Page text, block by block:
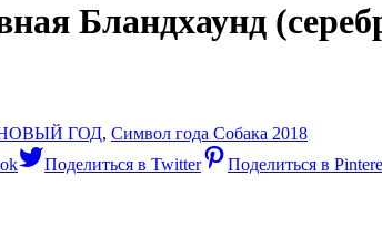
Бландхаунд
ГОД, Символ года Собака 2018
Поделиться в Twitter Поделиться в